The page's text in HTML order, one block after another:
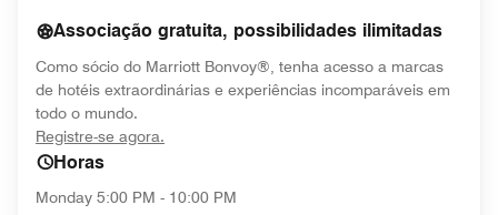
Associação gratuita, possibilidades ilimitadas
Como sócio do Marriott Bonvoy®, tenha acesso a marcas
de hotéis extraordinárias e experiências incomparáveis em
todo o mundo.
Registre-se agora.
Horas
Monday 5:00 PM - 10:00 PM